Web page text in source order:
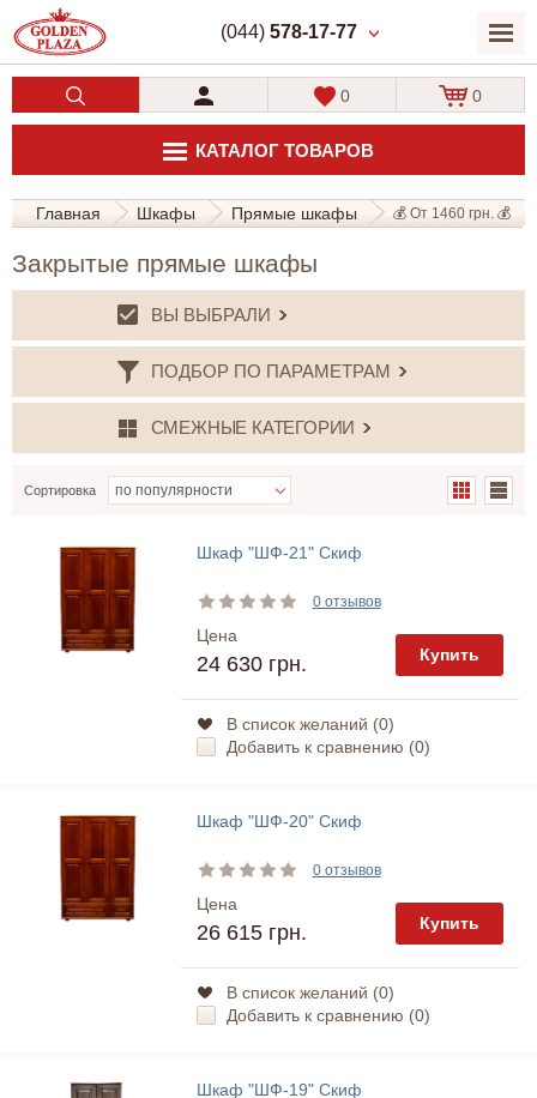
(044) 578-17-77
КАТАЛОГ ТОВАРОВ
0 0
Главная Шкафы Прямые шкафы 💰 От 1460 грн. 💰
Закрытые прямые шкафы
ВЫ ВЫБРАЛИ
ПОДБОР ПО ПАРАМЕТРАМ
СМЕЖНЫЕ КАТЕГОРИИ
Сортировка
Шкаф "ШФ-21" Скиф
0 отзывов
Цена
24 630 грн. Купить
В список желаний (0)
Добавить к сравнению (0)
Шкаф "ШФ-20" Скиф
0 отзывов
Цена
26 615 грн. Купить
В список желаний (0)
Добавить к сравнению (0)
Шкаф "ШФ-19" Скиф